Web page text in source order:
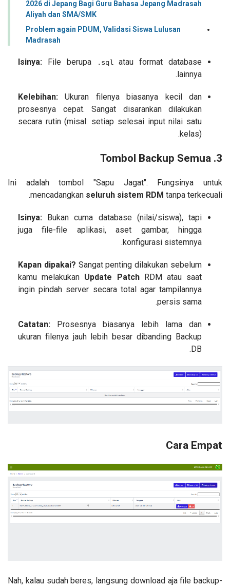
2026 di Jepang Bagi Guru Bahasa Jepang Madrasah
Aliyah dan SMA/SMK
Problem again PDUM, Validasi Siswa Lulusan
Madrasah
Isinya: File berupa .sqlatau format database
lainnya.
Kelebihan: Ukuran filenya biasanya kecil dan
prosesnya cepat. Sangat disarankan dilakukan
secara rutin (misal: setiap selesai input nilai satu
kelas).
3. Tombol
Backup Semua
Ini adalah tombol "Sapu Jagat". Fungsinya untuk
mencadangkan seluruh sistem RDM tanpa terkecuali.
Isinya: Bukan cuma database (nilai/siswa), tapi
juga file-file aplikasi, aset gambar, hingga
konfigurasi sistemnya.
Kapan dipakai? Sangat penting dilakukan sebelum
kamu melakukan Update PatchRDM atau saat
ingin pindah server secara total agar tampilannya
persis sama.
Catatan: Prosesnya biasanya lebih lama dan
ukuran filenya jauh lebih besar dibanding Backup
DB.
Cara Empat
Nah, kalau sudah beres, langsung download aja file backup-